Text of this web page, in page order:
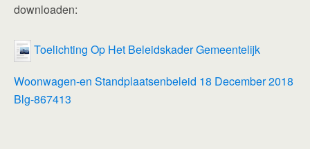
downloaden:
Toelichting Op Het Beleidskader Gemeentelijk
Woonwagen-en Standplaatsenbeleid 18 December 2018
Blg-867413